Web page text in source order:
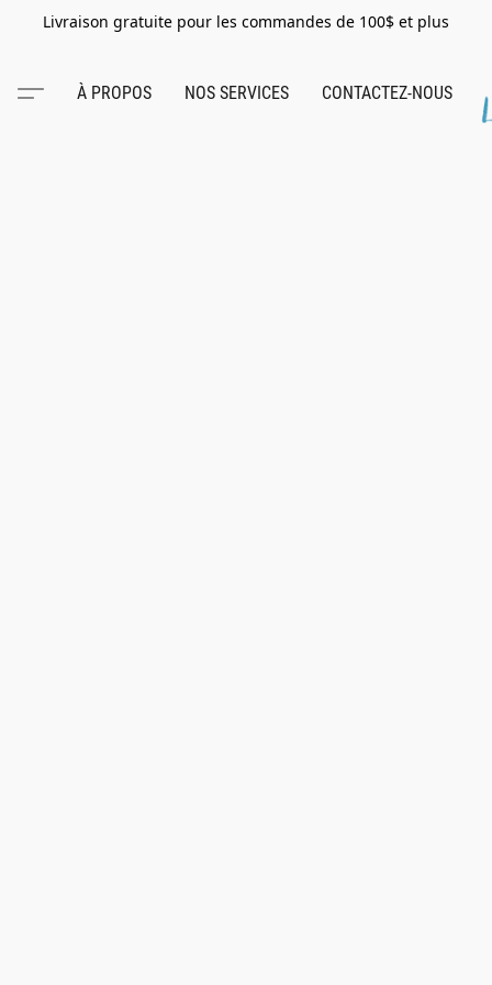
Livraison gratuite pour les commandes de 100$ et plus
À PROPOS NOS SERVICES CONTACTEZ-NOUS